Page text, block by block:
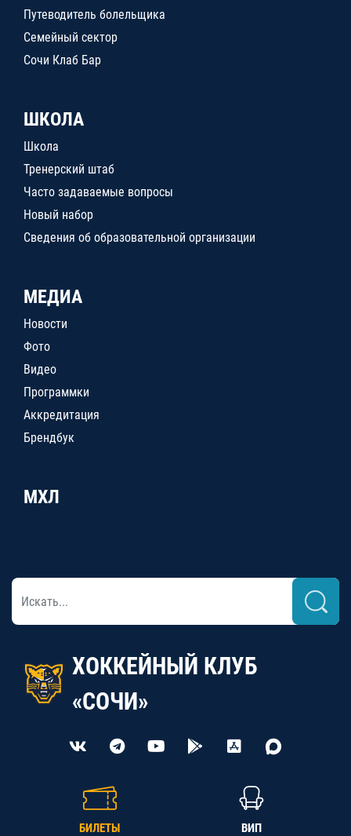
Путеводитель болельщика
Семейный сектор
Сочи Клаб Бар
ШКОЛА
Школа
Тренерский штаб
Часто задаваемые вопросы
Новый набор
Сведения об образовательной организации
МЕДИА
Новости
Фото
Видео
Программки
Аккредитация
Брендбук
МХЛ
ХОККЕЙНЫЙ КЛУБ
«СОЧИ»
БИЛЕТЫ ВИП